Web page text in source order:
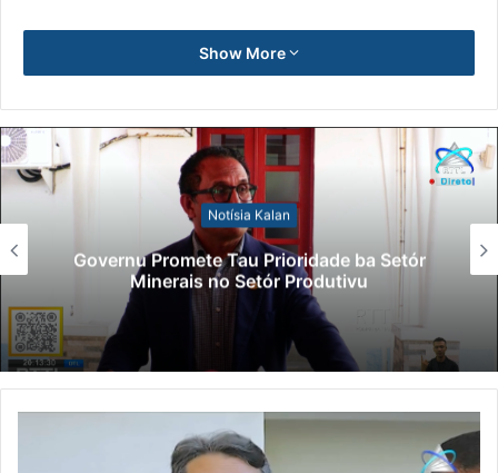
Show More
Notísia Kalan
Governu Promete Tau Prioridade ba Setór
Minerais no Setór Produtivu